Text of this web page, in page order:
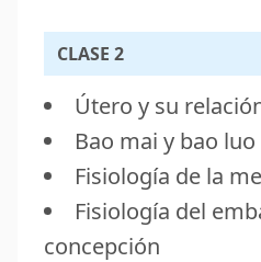
CLASE 2
Útero y su
Bao mai y bao luo
Fisiología de la
Fisiología del
concepción